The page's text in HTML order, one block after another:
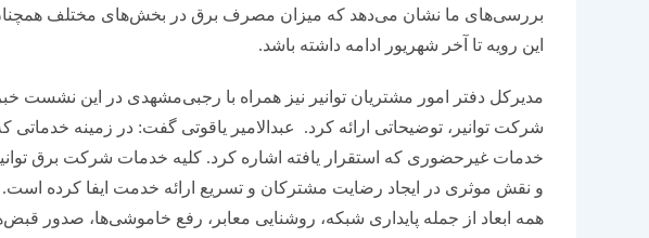
بررسی‌‌‌های ما نشان می‌دهد که میزان مصرف برق در بخش‌‌‌های مختلف
این رویه تا آخر شهریور ادامه داشته باشد.
مدیرکل دفتر امور مشتریان توانیر نیز همراه با رجبی‌مشهدی در این
شرکت توانیر، توضیحاتی ارائه کرد. عبدالامیر یاقوتی گفت: در زمینه خدماتی
خدمات غیر‌حضوری که استقرار یافته اشاره کرد. کلیه خدمات شرکت برق
همه ابعاد از جمله پایداری شبکه، روشنایی معابر، رفع خاموشی‌‌‌ها، صدور